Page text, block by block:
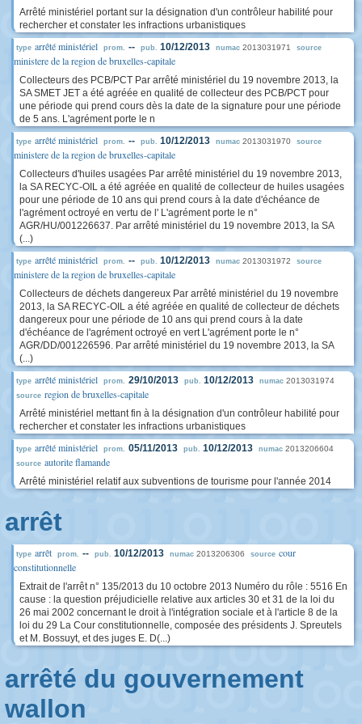
Arrêté ministériel portant sur la désignation d'un contrôleur habilité pour
rechercher et constater les infractions urbanistiques
type arrêté ministériel prom. -- pub. 10/12/2013 numac 2013031971 source
ministere de la region de bruxelles-capitale
Collecteurs des PCB/PCT Par arrêté ministériel du 19 novembre 2013, la
SA SMET JET a été agréée en qualité de collecteur des PCB/PCT pour
une période qui prend cours dès la date de la signature pour une période
de 5 ans. L'agrément porte le n
type arrêté ministériel prom. -- pub. 10/12/2013 numac 2013031970 source
ministere de la region de bruxelles-capitale
Collecteurs d'huiles usagées Par arrêté ministériel du 19 novembre 2013,
la SA RECYC-OIL a été agréée en qualité de collecteur de huiles usagées
pour une période de 10 ans qui prend cours à la date d'échéance de
l'agrément octroyé en vertu de l' L'agrément porte le n°
AGR/HU/001226637. Par arrêté ministériel du 19 novembre 2013, la SA
(...)
type arrêté ministériel prom. -- pub. 10/12/2013 numac 2013031972 source
ministere de la region de bruxelles-capitale
Collecteurs de déchets dangereux Par arrêté ministériel du 19 novembre
2013, la SA RECYC-OIL a été agréée en qualité de collecteur de déchets
dangereux pour une période de 10 ans qui prend cours à la date
d'échéance de l'agrément octroyé en vert L'agrément porte le n°
AGR/DD/001226596. Par arrêté ministériel du 19 novembre 2013, la SA
(...)
type arrêté ministériel prom. 29/10/2013 pub. 10/12/2013 numac 2013031974
source region de bruxelles-capitale
Arrêté ministériel mettant fin à la désignation d'un contrôleur habilité pour
rechercher et constater les infractions urbanistiques
type arrêté ministériel prom. 05/11/2013 pub. 10/12/2013 numac 2013206604
source autorite flamande
Arrêté ministériel relatif aux subventions de tourisme pour l'année 2014
arrêt
type arrêt prom. -- pub. 10/12/2013 numac 2013206306 source cour
constitutionnelle
Extrait de l'arrêt n° 135/2013 du 10 octobre 2013 Numéro du rôle : 5516 En
cause : la question préjudicielle relative aux articles 30 et 31 de la loi du
26 mai 2002 concernant le droit à l'intégration sociale et à l'article 8 de la
loi du 29 La Cour constitutionnelle, composée des présidents J. Spreutels
et M. Bossuyt, et des juges E. D(...)
arrêté du gouvernement
wallon